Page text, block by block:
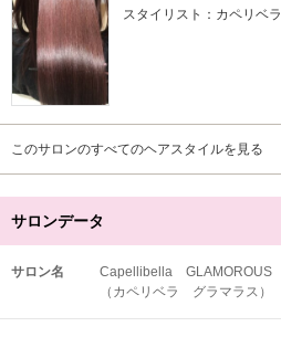
スタイリスト：カペリベラ
このサロンのすべてのヘアスタイルを見る
サロンデータ
サロン名
Capellibella GLAMOROUS
（カペリベラ グラマラス）